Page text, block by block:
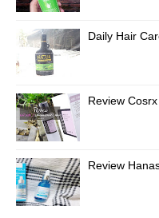
Daily Hair
Review
Review